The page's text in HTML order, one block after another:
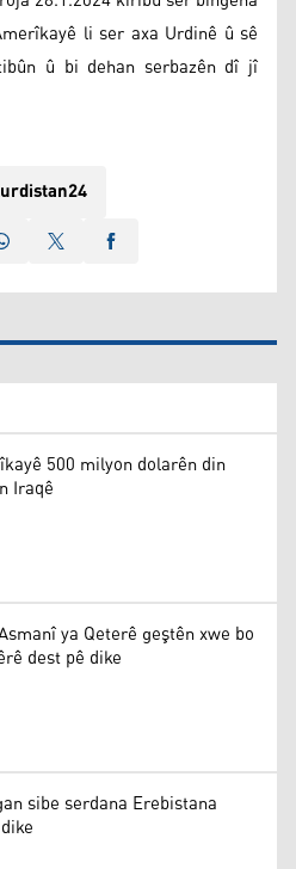
li ser axa Urdinê û sê
û bi dehan serbazên dî jî
500 milyon dolarên din
Iraqê
ya Qeterê geştên xwe bo
dest pê dike
sibe serdana Erebistana